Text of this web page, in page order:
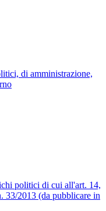
di amministrazione,
politici di cui all'art. 14,
33/2013 (da pubblicare in